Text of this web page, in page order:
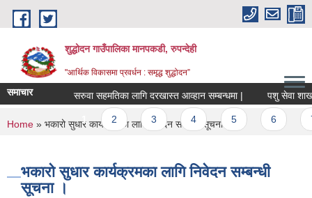
Skip to main content
शुद्धोदन गाउँपालिका मानपकडी, रुपन्देही
"आर्थिक विकासमा प्रवर्धन : समृद्ध शुद्धोदन”
समाचार सरुवा सहमतिका लागि दरखास्त आव्हान सम्बन्धमा | पशु सेवा शाखा
Pages
1 2 3 4 5
You are here
Home » भकारो सुधार कार्यक्रमका लागि निवेदन सम्बन्धी सूचना ।
भकारो सुधार कार्यक्रमका लागि निवेदन सम्बन्धी
सूचना ।